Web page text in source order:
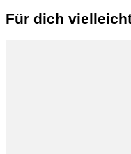
Für dich